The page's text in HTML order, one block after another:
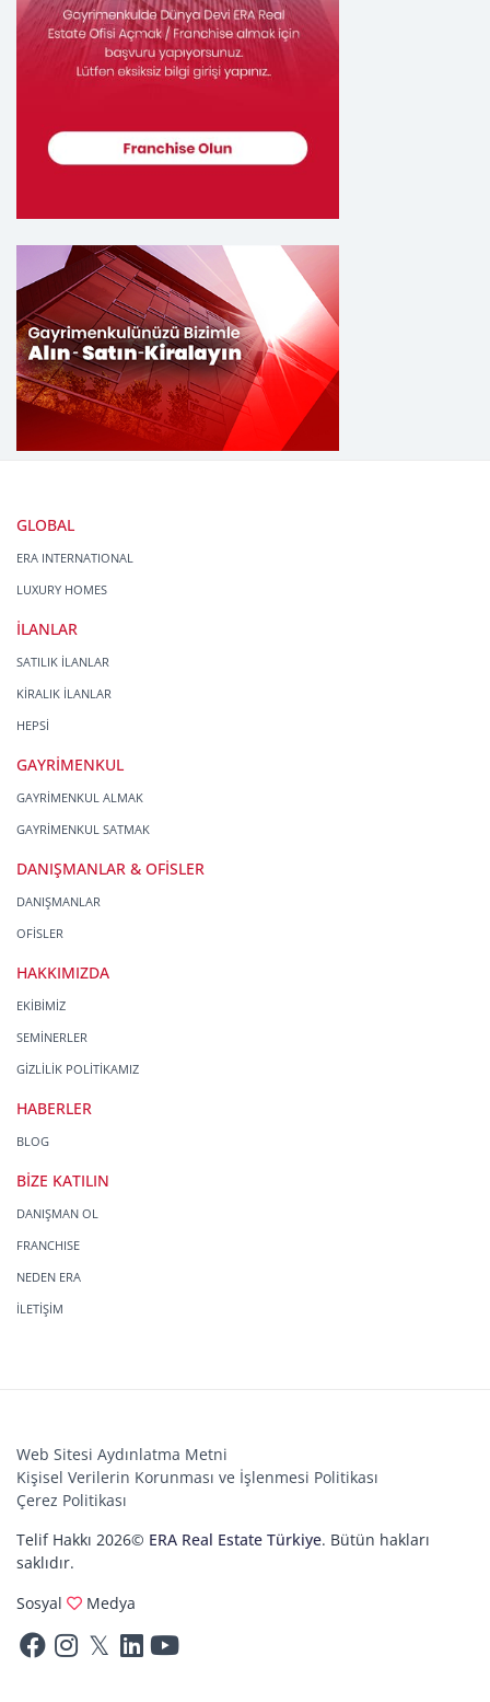
GLOBAL
ERA INTERNATIONAL
LUXURY HOMES
İLANLAR
SATILIK İLANLAR
KİRALIK İLANLAR
HEPSİ
GAYRİMENKUL
GAYRİMENKUL ALMAK
GAYRİMENKUL SATMAK
DANIŞMANLAR & OFİSLER
DANIŞMANLAR
OFİSLER
HAKKIMIZDA
EKİBİMİZ
SEMİNERLER
GİZLİLİK POLİTİKAMIZ
HABERLER
BLOG
BİZE KATILIN
DANIŞMAN OL
FRANCHISE
NEDEN ERA
İLETİŞİM
Web Sitesi Aydınlatma Metni
Kişisel Verilerin Korunması ve İşlenmesi Politikası
Çerez Politikası
Telif Hakkı 2026© ERA Real Estate Türkiye. Bütün hakları
saklıdır.
Sosyal
Medya